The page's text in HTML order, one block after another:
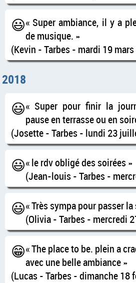
😃
Super ambiance, il y a
de musique.
(Kevin - Tarbes - mardi 19
2018
😃
Super pour finir la
pause en terrasse ou en
(Josette - Tarbes - lundi 23
😃 le rdv obligé des soirées
(Jean-louis - Tarbes -
😃 Très sympa pour passer la
(Olivia - Tarbes - mercredi
😁 The place to be. plein a
avec une belle ambiance
(Lucas - Tarbes - dimanche 18